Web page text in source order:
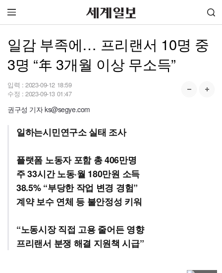
일감 부족에… 프리랜서 10명 중
3명 “年 3개월 이상 무소득”
입력 : 2023-09-12 18:59
수정 : 2023-09-13 01:47
권구성 기자 ks@segye.com
일하는시민연구소 실태 조사
플랫폼 노동자 포함 총 406만명
주 33시간 노동·월 180만원 소득
38.5% “부당한 작업 변경 경험”
계약 보수 연체 등 불안정성 키워
“노동시장 직접 고용 줄어든 영향
프리랜서 분쟁 해결 지원책 시급”